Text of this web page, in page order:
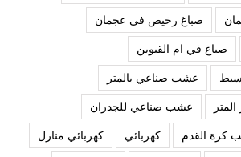
صباغ رخيص في عجمان
صباغ في ام القيوين
عشب صناعي بالمتر
عشب صناعي للجدران
كرة القدم
كهربائي كهربائي منازل